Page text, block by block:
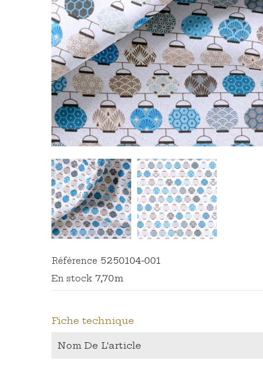
Référence 5250104-001
En stock 7,70m
Fiche technique
Nom De L'article